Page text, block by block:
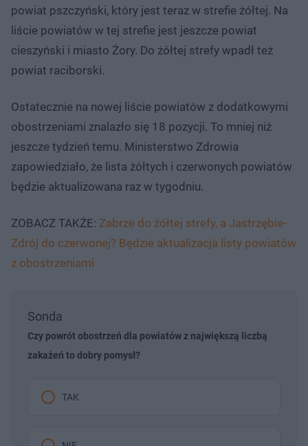
powiat pszczyński, który jest teraz w strefie żółtej. Na
liście powiatów w tej strefie jest jeszcze powiat
cieszyński i miasto Żory. Do żółtej strefy wpadł też
powiat raciborski.
Ostatecznie na nowej liście powiatów z dodatkowymi
obostrzeniami znalazło się 18 pozycji. To mniej niż
jeszcze tydzień temu. Ministerstwo Zdrowia
zapowiedziało, że lista żółtych i czerwonych powiatów
będzie aktualizowana raz w tygodniu.
ZOBACZ TAKŻE: Zabrze do żółtej strefy, a Jastrzębie-
Zdrój do czerwonej? Będzie aktualizacja listy powiatów
z obostrzeniami
Sonda
Czy powrót obostrzeń dla powiatów z największą liczbą
zakażeń to dobry pomysł?
TAK